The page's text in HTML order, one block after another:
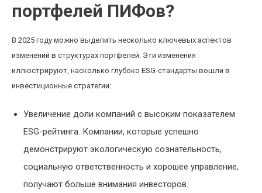
портфелей ПИФов?
В 2025 году можно выделить несколько ключевых аспектов
изменений в структурах портфелей. Эти изменения
иллюстрируют, насколько глубоко ESG-стандарты вошли в
инвестиционные стратегии:
Увеличение доли компаний с высоким показателем
ESG-рейтинга. Компании, которые успешно
демонстрируют экологическую сознательность,
социальную ответственность и хорошее управление,
получают больше внимания инвесторов.